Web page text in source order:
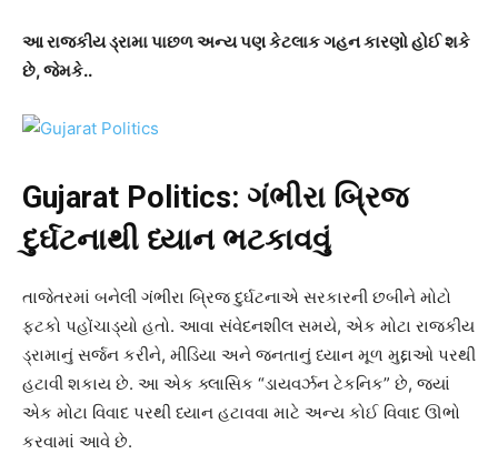
આ રાજકીય ડ્રામા પાછળ અન્ય પણ કેટલાક ગહન કારણો હોઈ શકે
છે,જેમકે..
Gujarat Politics: ગંભીરા બ્રિજ
દુર્ઘટનાથી ધ્યાન ભટકાવવું
તાજેતરમાં બનેલી ગંભીરા બ્રિજ દુર્ઘટનાએ સરકારની છબીને મોટો
ફટકો પહોંચાડ્યો હતો. આવા સંવેદનશીલ સમયે, એક મોટા રાજકીય
ડ્રામાનું સર્જન કરીને, મીડિયા અને જનતાનું ધ્યાન મૂળ મુદ્દાઓ પરથી
હટાવી શકાય છે. આ એક ક્લાસિક “ડાયવર્ઝન ટેકનિક” છે, જ્યાં
એક મોટા વિવાદ પરથી ધ્યાન હટાવવા માટે અન્ય કોઈ વિવાદ ઊભો
કરવામાં આવે છે.